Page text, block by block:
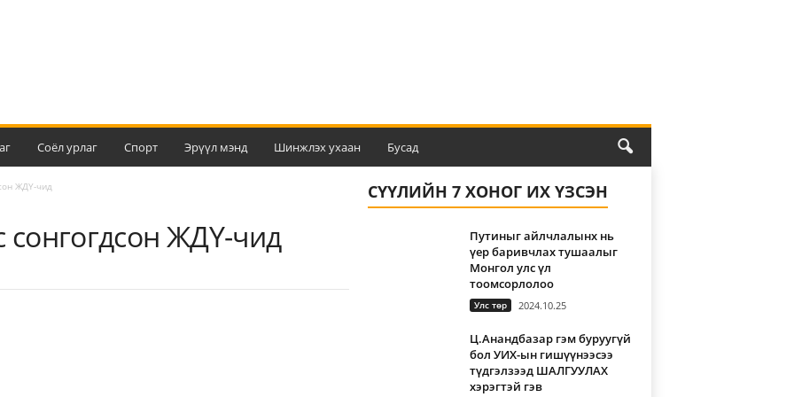
Соёл урлаг Спорт Эрүүл мэнд Шинжлэх ухаан Бусад
ЖДҮ-чид
сонгогдсон ЖДҮ-чид
СҮҮЛИЙН 7 ХОНОГ ИХ ҮЗСЭН
Путиныг айлчлалынх нь
үер баривчлах тушаалыг
Монгол улс үл
тоомсорлолоо
Улс төр 2024.10.25
Ц.Анандбазар гэм буруугүй
бол УИХ-ын гишүүнээсээ
түдгэлзээд ШАЛГУУЛАХ
хэрэгтэй гэв